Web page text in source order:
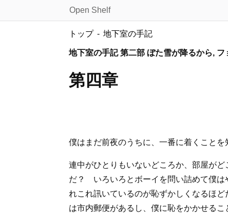
Open Shelf
トップ 地下室の手記
地下室の手記 第二部 ぼた雪が降るから,
第四章
僕はまだ前夜のうちに、一番に着くこと
連中がひとりもいないどころか、部屋が
だ？ いろいろとボーイを問い詰めて僕は
れこれ訊いているのが恥ずかしくなるほ
は市内郵便があるし、僕に恥をかかせる